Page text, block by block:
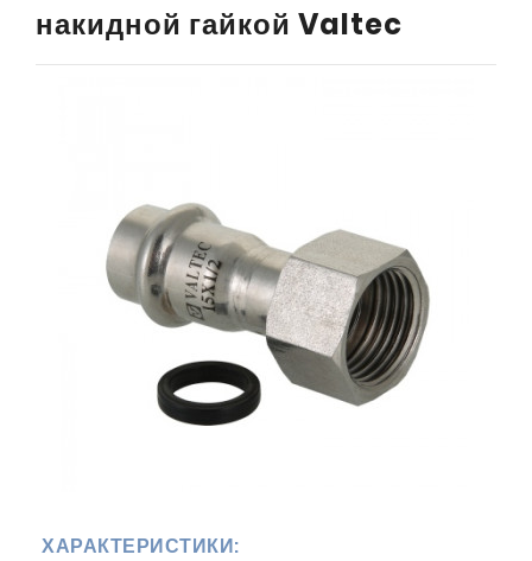
накидной гайкой Valtec
ХАРАКТЕРИСТИКИ: